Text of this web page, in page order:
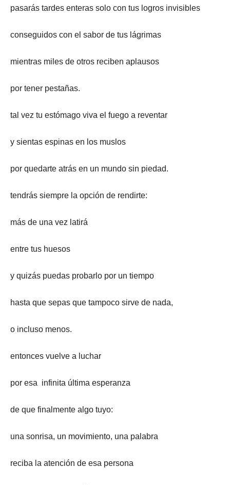
pasarás tardes enteras solo con tus logros invisibles
conseguidos con el sabor de tus lágrimas
mientras miles de otros reciben aplausos
por tener pestañas.
tal vez tu estómago viva el fuego a reventar
y sientas espinas en los muslos
por quedarte atrás en un mundo sin piedad.
tendrás siempre la opción de rendirte:
más de una vez latirá
entre tus huesos
y quizás puedas probarlo por un tiempo
hasta que sepas que tampoco sirve de nada,
o incluso menos.
entonces vuelve a luchar
por esa infinita última esperanza
de que finalmente algo tuyo:
una sonrisa, un movimiento, una palabra
reciba la atención de esa persona